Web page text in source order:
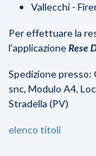
Vallecchi -
Per effettuare la
l’applicazioneRese
Spedizione presso:
snc, Modulo A4,
Stradella (PV)
elenco titoli